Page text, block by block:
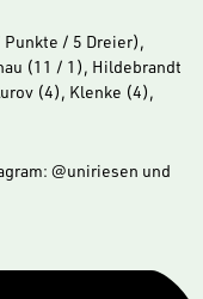
/ 5 Dreier),
(11 / 1), Hildebrandt
(4), Klenke (4),
@uniriesen und